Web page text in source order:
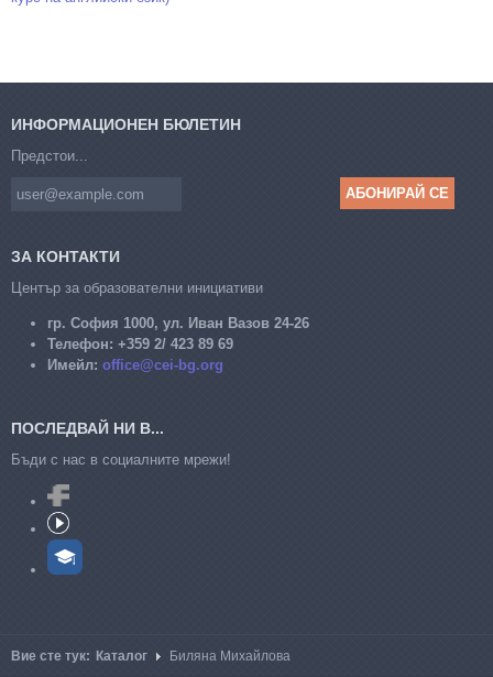
ИНФОРМАЦИОНЕН БЮЛЕТИН
Предстои...
ЗА КОНТАКТИ
Център за образователни инициативи
гр. София 1000, ул. Иван Вазов 24-26
Телефон: +359 2/ 423 89 69
Имейл: office@cei-bg.org
ПОСЛЕДВАЙ НИ В...
Бъди с нас в социалните мрежи!
Вие сте тук: Каталог Биляна Михайлова